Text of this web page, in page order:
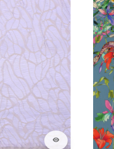
visibility